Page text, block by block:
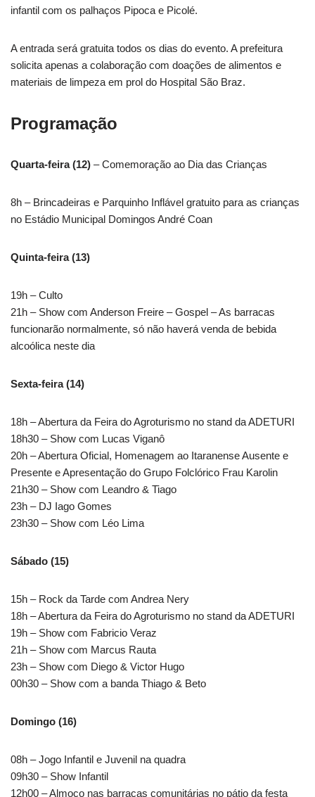
infantil com os palhaços Pipoca e Picolé.
A entrada será gratuita todos os dias do evento. A prefeitura
solicita apenas a colaboração com doações de alimentos e
materiais de limpeza em prol do Hospital São Braz.
Programação
Quarta-feira (12) – Comemoração ao Dia das Crianças
8h – Brincadeiras e Parquinho Inflável gratuito para as crianças
no Estádio Municipal Domingos André Coan
Quinta-feira (13)
19h – Culto
21h – Show com Anderson Freire – Gospel – As barracas
funcionarão normalmente, só não haverá venda de bebida
alcoólica neste dia
Sexta-feira (14)
18h – Abertura da Feira do Agroturismo no stand da ADETURI
18h30 – Show com Lucas Viganô
20h – Abertura Oficial, Homenagem ao Itaranense Ausente e
Presente e Apresentação do Grupo Folclórico Frau Karolin
21h30 – Show com Leandro & Tiago
23h – DJ Iago Gomes
23h30 – Show com Léo Lima
Sábado (15)
15h – Rock da Tarde com Andrea Nery
18h – Abertura da Feira do Agroturismo no stand da ADETURI
19h – Show com Fabricio Veraz
21h – Show com Marcus Rauta
23h – Show com Diego & Victor Hugo
00h30 – Show com a banda Thiago & Beto
Domingo (16)
08h – Jogo Infantil e Juvenil na quadra
09h30 – Show Infantil
12h00 – Almoço nas barracas comunitárias no pátio da festa